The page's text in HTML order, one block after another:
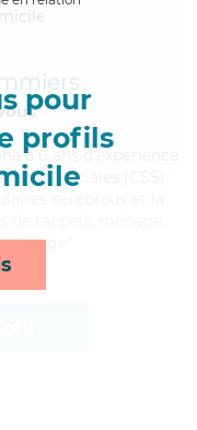
pour
profils
a 6 ans d'expérience
et Sociales (CSS).